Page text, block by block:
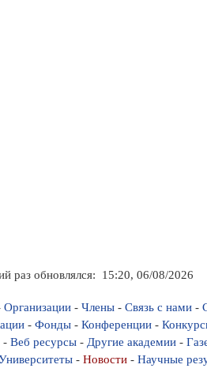
раз обновлялся: 15:20, 06/08/2026
Организации- Члены- Связь с нами-
- Фонды - Конференции -
- Веб ресурсы - Другие академии -
- Новости- Научные